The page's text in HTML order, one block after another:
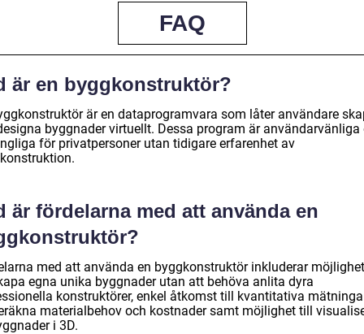
FAQ
är en byggkonstruktör?
är en dataprogramvara som låter användare
byggnader virtuellt. Dessa program är användarvänliga
för privatpersoner utan tidigare erfarenhet av
är fördelarna med att använda en
med att använda en byggkonstruktör inkluderar
egna unika byggnader utan att behöva anlita dyra
konstruktörer, enkel åtkomst till kvantitativa
materialbehov och kostnader samt möjlighet till
i 3D.